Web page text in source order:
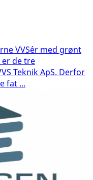
VVS´er med grønt
er de tre
Teknik ApS. Derfor
fat ...